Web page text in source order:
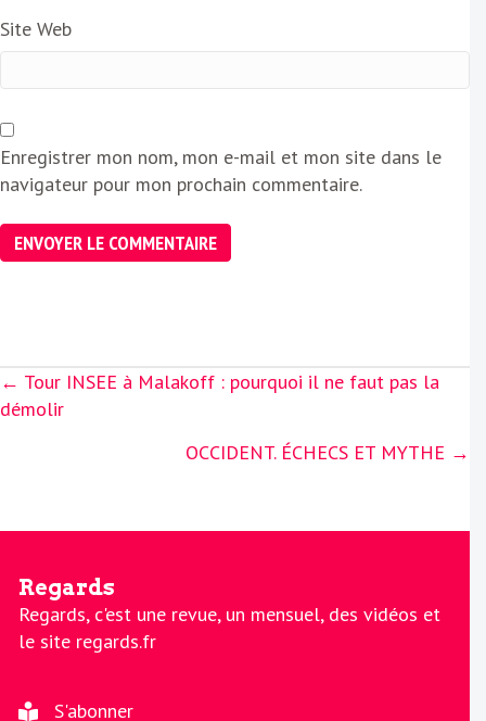
Site Web
Enregistrer mon nom, mon e-mail et mon site dans le
navigateur pour mon prochain commentaire.
Posts
navigation
← Tour INSEE à Malakoff : pourquoi il ne faut pas la
démolir
OCCIDENT. ÉCHECS ET MYTHE →
Regards
Regards, c'est une revue, un mensuel, des vidéos et
le site regards.fr
S'abonner